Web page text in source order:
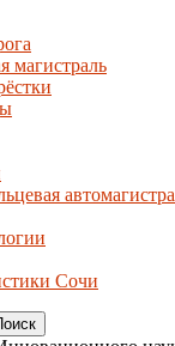
магистраль
Сочи